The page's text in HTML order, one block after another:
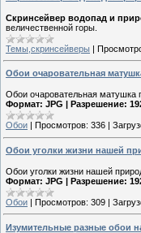
Скринсейвер водопад и
величественной горы.
Темы,скринсейверы |
Обои очаровательная
Обои очаровательная матушка
Формат: JPG | Разрешение:
Обои Просмотров: 336
Обои уголки жизни нашей
Обои уголки жизни нашей
Формат: JPG | Разрешение:
Обои | Просмотров: 309 |
Изумительные разные обои